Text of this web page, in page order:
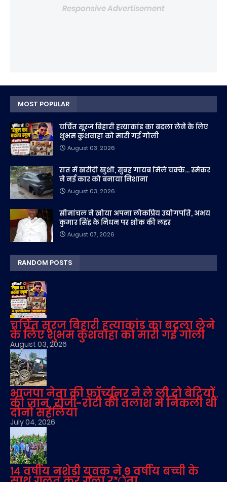
Responsive Advertisement
MOST POPULAR
चर्चित सूरज बिहारी हत्याकांड का बदला लेने के लिए
शुभम कुशवाहा को मारी गई गोली
August 03, 2026
रात में खरीदी खुशी, सुबह गायब मिले चक्के... स्मेकर
ने नई कार को बनाया निशाना
August 03, 2026
सीमांचल ने खोया अपना लोकप्रिय उद्योगपति, अभय
कुमार सिंह के निधन पर शोक की लहर
August 07, 2026
RANDOM POSTS
चर्चित सूरज बिहारी हत्याकांड का बदला लेने
के लिए शुभम कुशवाहा को मारी गई गोली
August 03, 2026
भाजपा नेता की फॉर्च्यूनर ने ले ली दो बेटियों
की जान, रोजी-रोटी की तलाश में निकली थीं
दोनों सहेलियां
July 04, 2026
14 वर्षीय नशेड़ी युवक ने 9 वर्षीय बच्ची के